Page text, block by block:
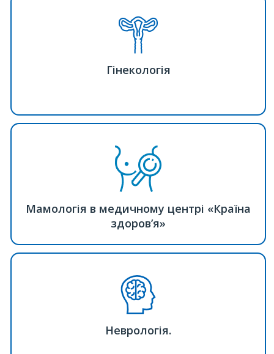
Гінекологія
Мамологія в медичному центрі «Країна
здоров’я»
Неврологія.